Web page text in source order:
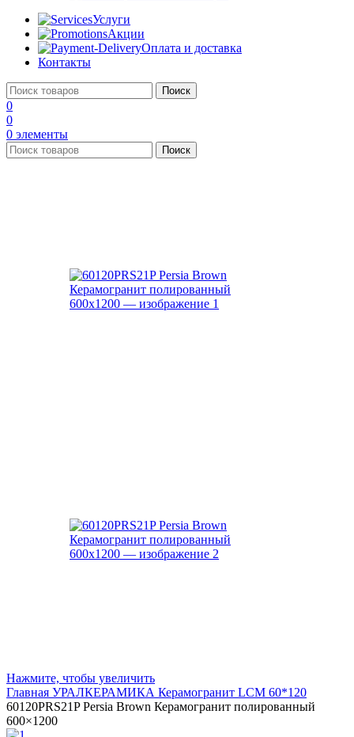
Услуги
Акции
Оплата и доставка
Контакты
Поиск
0
0
0 элементы
Поиск
Нажмите, чтобы увеличить
Главная УРАЛКЕРАМИКА Керамогранит LCM 60*120
60120PRS21P Persia Brown Керамогранит полированный
600×1200